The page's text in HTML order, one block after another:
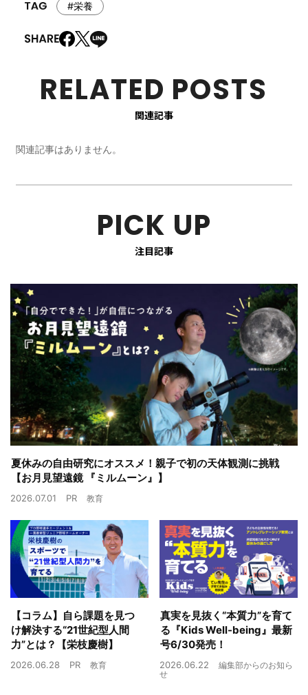
#栄養
RELATED POSTS
関連記事
関連記事はありません。
PICK UP
注目記事
夏休みの自由研究にオススメ！親子で初の天体観測に挑戦
【お月見望遠鏡 『ミルムーン』】
2026.07.01 PR 教育
【コラム】自ら課題を見つ
け解決する“21世紀型人間
力”とは？【栄枝慶樹】
2026.06.28 PR 教育
真実を見抜く“本質力”を育て
る『Kids Well-being』最新
号6/30発売！
2026.06.22
編集部からのお知ら
せ